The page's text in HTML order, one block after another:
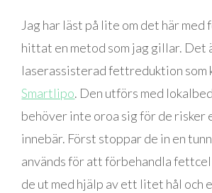
Jag har läst på lite om det här med
hittat en metod som jag gillar. Det
laserassisterad fettreduktion som
Smartlipo. Den utförs med
behöver inte oroa sig för de risker
innebär. Först stoppar de in en
används för att förbehandla
de ut med hjälp av ett litet hål och